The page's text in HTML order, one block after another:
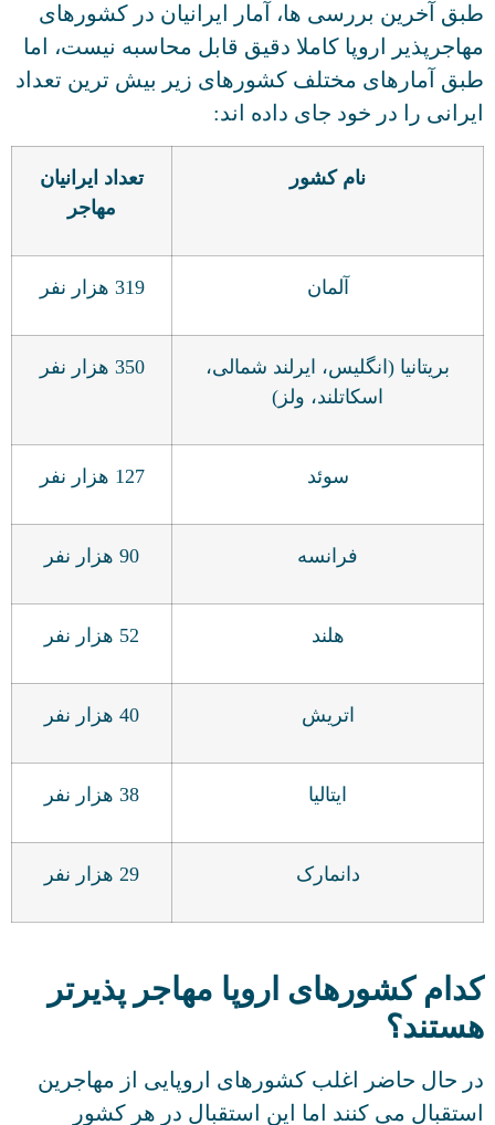
طبق آخرین بررسی ها، آمار ایرانیان در کشورهای
مهاجرپذیر اروپا کاملا دقیق قابل محاسبه نیست، اما
طبق آمارهای مختلف کشورهای زیر بیش ترین تعداد
ایرانی را در خود جای داده اند:
نام کشور
تعداد ایرانیان
مهاجر
آلمان 319 هزار نفر
بریتانیا (انگلیس، ایرلند شمالی،
اسکاتلند، ولز)
350 هزار نفر
سوئد 127 هزار نفر
فرانسه 90 هزار نفر
هلند 52 هزار نفر
اتریش 40 هزار نفر
ایتالیا 38 هزار نفر
دانمارک 29 هزار نفر
کدام کشورهای اروپا مهاجر پذیرتر
هستند؟
در حال حاضر اغلب کشورهای اروپایی از مهاجرین
استقبال می کنند اما این استقبال در هر کشور